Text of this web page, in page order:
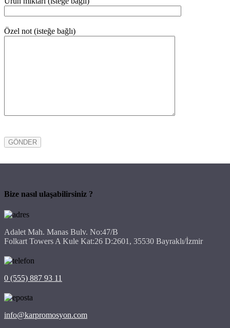
Özel not (isteğe bağlı)
Bize nasıl ulaşabilirsiniz ?
Adalet Mah. Manas Bulv. No:47/B
Folkart Towers A Kule Kat:26 D:2601, 35530 Bayraklı/İzmir
0 (555) 887 93 11
info@karpromosyon.com